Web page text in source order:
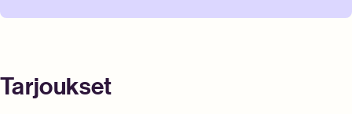
Tarjoukset